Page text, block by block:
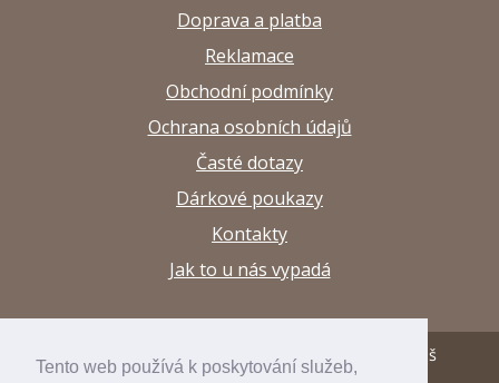
Tento web používá k poskytování služeb,
Doprava a platba
Reklamace
Obchodní podmínky
Ochrana osobních údajů
Časté dotazy
Dárkové poukazy
Kontakty
Jak to u nás vypadá
© 2013–2026 Papírnictví a výtvarné potřeby Arttuš